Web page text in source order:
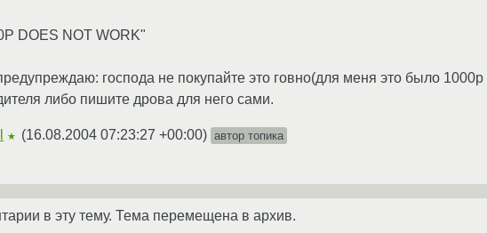
DOES NOT WORK"
господа не покупайте это говно(для меня это было 1000р
либо пишите дрова для него сами.
★ (16.08.2004 07:23:27 +00:00) автор топика
в эту тему. Тема перемещена в архив.